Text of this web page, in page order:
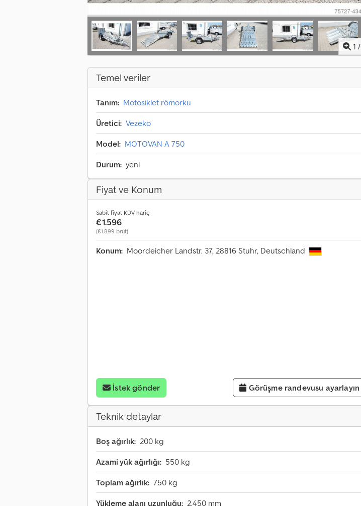
1 /
Temel veriler
Tanım: Motosiklet römorku
Üretici: Vezeko
Model: MOTOVAN A 750
Durum: yeni
Fiyat ve Konum
Sabit fiyat KDV hariç
€1.596
(€1.899 brüt)
Konum: Moordeicher Landstr. 37, 28816 Stuhr, Deutschland
İstek gönder Görüşme randevusu ayarlayın
Teknik detaylar
Boş ağırlık: 200 kg
Azami yük ağırlığı: 550 kg
Toplam ağırlık: 750 kg
Yükleme alanı uzunluğu: 2.450 mm